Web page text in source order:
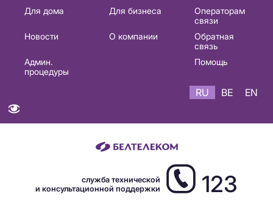
Основная
навигация
Для дома Для бизнеса
Операторам
связи
Новости
О компании
Обратная
связь
Админ.
процедуры
Помощь
RU BE EN
служба технической
и консультационной поддержки
123